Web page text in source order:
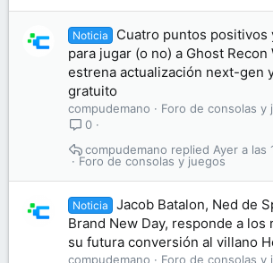
Noticia
Cuatro puntos positivos
para jugar (o no) a Ghost
estrena actualización next-gen
gratuito
compudemano
Foro de consolas y
0
Foro de consolas y juegos
Ayer a las
compudemano
Noticia
Jacob Batalon, Ned de
Brand New Day, responde a los
su futura conversión al villano
compudemano
Foro de consolas y